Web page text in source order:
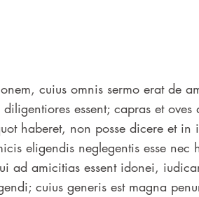
cuius omnis sermo erat de
essent; capras et oves
haberet, non posse dicere et in
eligendis neglegentis esse nec
ad amicitias essent idonei,
cuius generis est magna